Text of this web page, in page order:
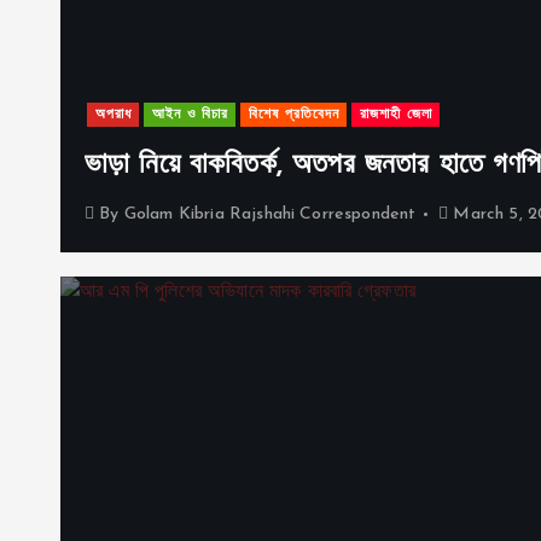
অপরাধ আইন ও বিচার বিশেষ প্রতিবেদন রাজশাহী জেলা
ভাড়া নিয়ে বাকবিতর্ক, অতপর জনতার হাতে
By Golam Kibria Rajshahi Correspondent March 5,